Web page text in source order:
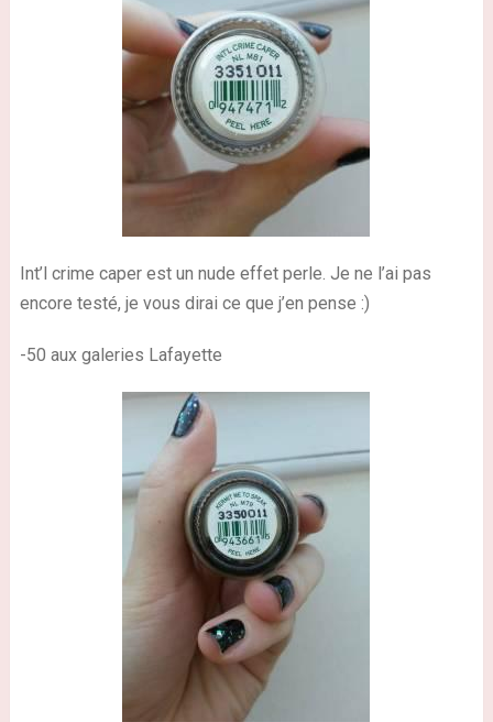
Int’l crime caper est un nude effet perle. Je ne l’ai pas
encore testé, je vous dirai ce que j’en pense :)
-50 aux galeries Lafayette